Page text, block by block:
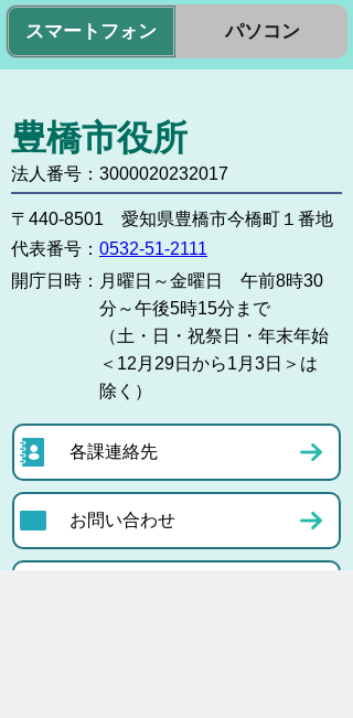
スマートフォン パソコン
豊橋市役所
法人番号：3000020232017
〒440-8501 愛知県豊橋市今橋町１番地
代表番号： 0532-51-2111
開庁日時： 月曜日～金曜日 午前8時30
分～午後5時15分まで
（土・日・祝祭日・年末年始
＜12月29日から1月3日＞は
除く）
各課連絡先
お問い合わせ